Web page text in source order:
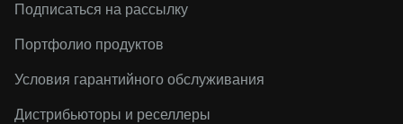
Подписаться на рассылку
Портфолио продуктов
Условия гарантийного обслуживания
Дистрибьюторы и реселлеры